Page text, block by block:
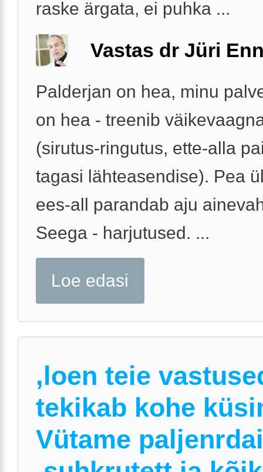
raske ärgata, ei puhka ...
Vastas dr Jüri
Palderjan on hea, minu
on hea - treenib
(sirutus-ringutus, ette-alla
tagasi lähteasendise). Pea
ees-all parandab aju
Seega - harjutused. ...
Loe edasi
,loen teie
tekikab kohe
Vütame